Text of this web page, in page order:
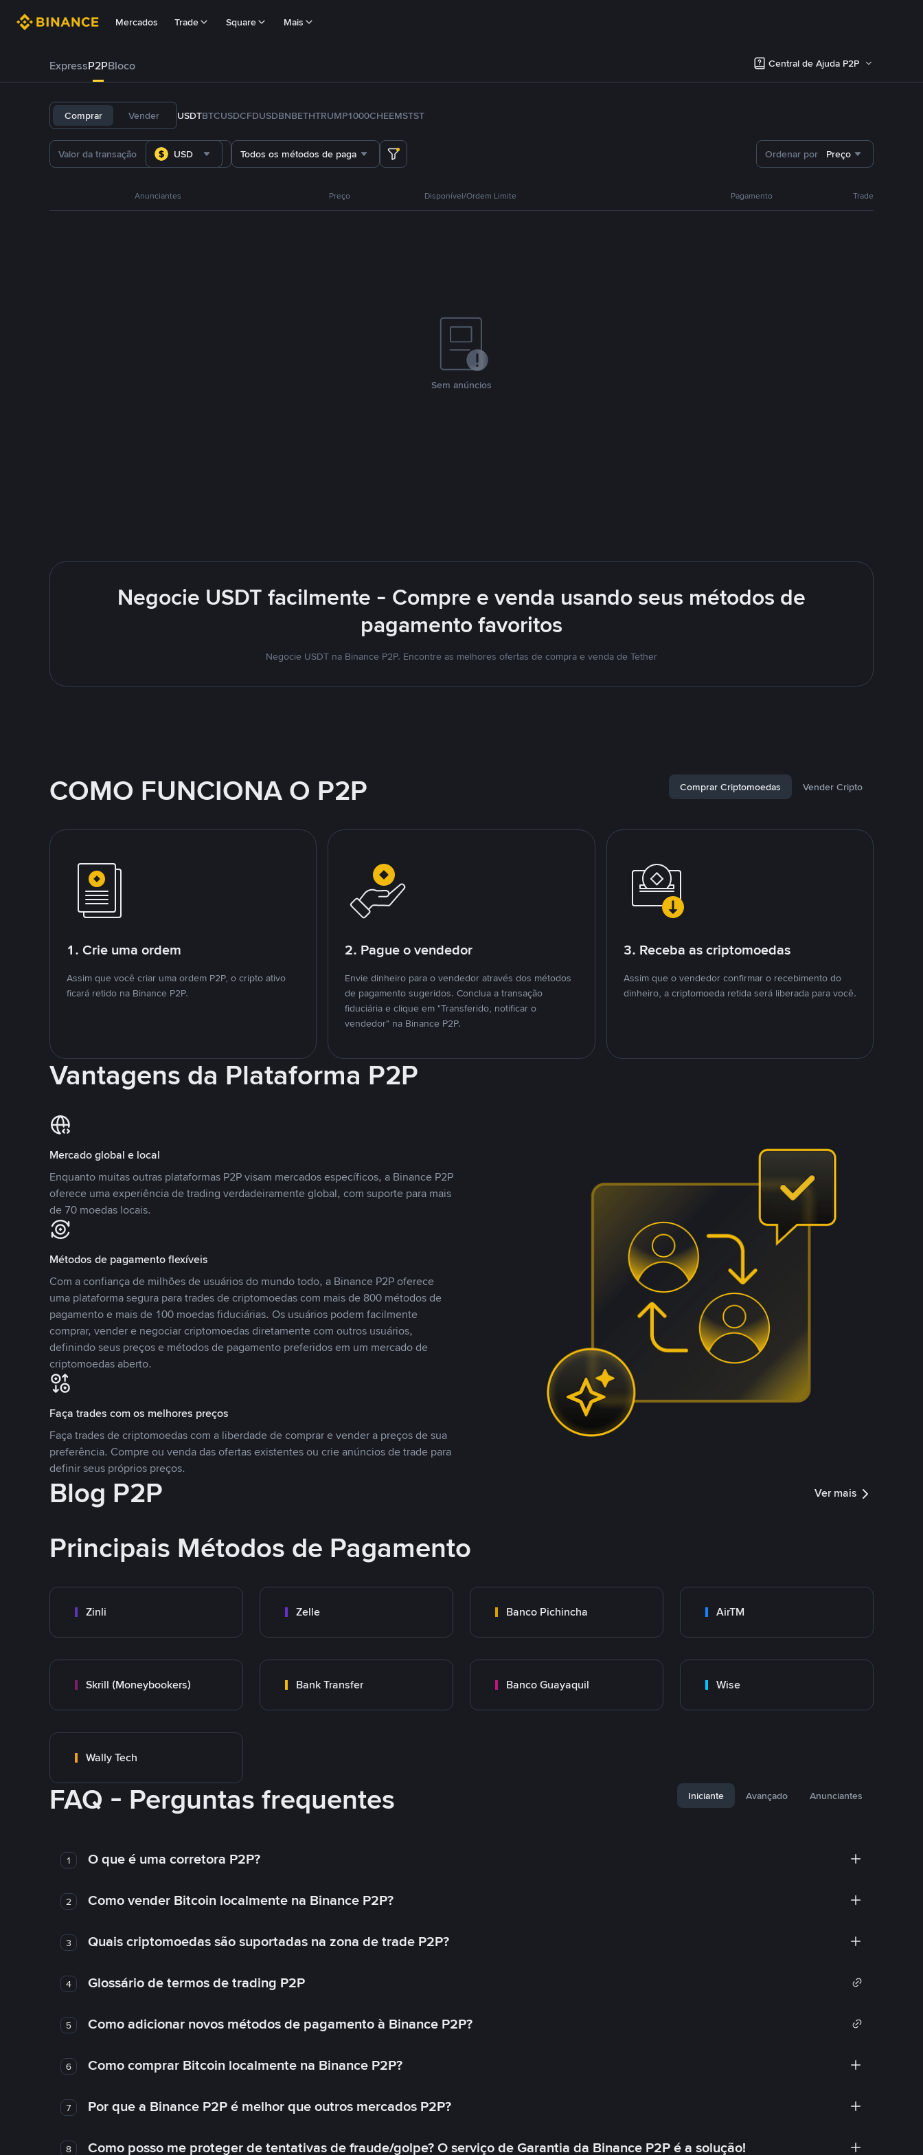
Mercados Trade Square Mais
ExpressP2PBloco Central de Ajuda P2P
Comprar Vender USDTBTCUSDCFDUSDBNBETHTRUMP1000CHEEMSTST
USD Todos os métodos de pagamento Ordenar por Preço
Anunciantes Preço Disponível/Ordem Limite Pagamento Trade
Sem anúncios
Negocie USDT facilmente - Compre e venda usando seus métodos de
pagamento favoritos
Negocie USDT na Binance P2P. Encontre as melhores ofertas de compra e venda de Tether
COMO FUNCIONA O P2P Comprar Criptomoedas Vender Cripto
1. Crie uma ordem
Assim que você criar uma ordem P2P, o cripto ativo
ficará retido na Binance P2P.
2. Pague o vendedor
Envie dinheiro para o vendedor através dos métodos
de pagamento sugeridos. Conclua a transação
fiduciária e clique em "Transferido, notificar o
vendedor" na Binance P2P.
3. Receba as criptomoedas
Assim que o vendedor confirmar o recebimento do
dinheiro, a criptomoeda retida será liberada para você.
Vantagens da Plataforma P2P
Mercado global e local
Enquanto muitas outras plataformas P2P visam mercados específicos, a Binance P2P
oferece uma experiência de trading verdadeiramente global, com suporte para mais
de 70 moedas locais.
Métodos de pagamento flexíveis
Com a confiança de milhões de usuários do mundo todo, a Binance P2P oferece
uma plataforma segura para trades de criptomoedas com mais de 800 métodos de
pagamento e mais de 100 moedas fiduciárias. Os usuários podem facilmente
comprar, vender e negociar criptomoedas diretamente com outros usuários,
definindo seus preços e métodos de pagamento preferidos em um mercado de
criptomoedas aberto.
Faça trades com os melhores preços
Faça trades de criptomoedas com a liberdade de comprar e vender a preços de sua
preferência. Compre ou venda das ofertas existentes ou crie anúncios de trade para
definir seus próprios preços.
Blog P2P Ver mais
Principais Métodos de Pagamento
Zinli Zelle Banco Pichincha AirTM
Skrill (Moneybookers) Bank Transfer Banco Guayaquil Wise
Wally Tech
FAQ - Perguntas frequentes Iniciante Avançado Anunciantes
1 O que é uma corretora P2P?
2 Como vender Bitcoin localmente na Binance P2P?
3 Quais criptomoedas são suportadas na zona de trade P2P?
4 Glossário de termos de trading P2P
5 Como adicionar novos métodos de pagamento à Binance P2P?
6 Como comprar Bitcoin localmente na Binance P2P?
7 Por que a Binance P2P é melhor que outros mercados P2P?
8 Como posso me proteger de tentativas de fraude/golpe? O serviço de Garantia da Binance P2P é a solução!